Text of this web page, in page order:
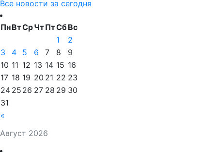
Все новости за сегодня
Август 2026
ПнВтСрЧтПтСбВс
«
1
2
3
4 5 6 7 8
9
10 11 12 13 14 15 16
17 18 19 20 21 22 23
24 25 26 27 28 29 30
31